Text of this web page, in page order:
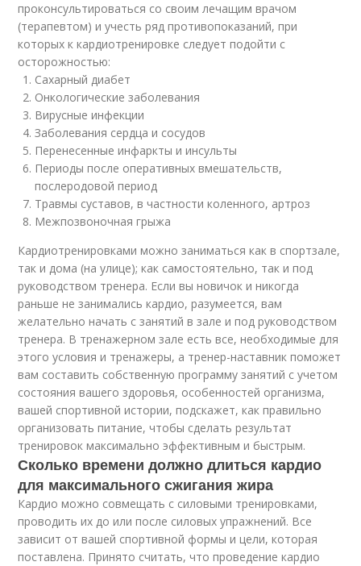
проконсультироваться со своим лечащим врачом
(терапевтом) и учесть ряд противопоказаний, при
которых к кардиотренировке следует подойти с
осторожностью:
Сахарный диабет
Онкологические заболевания
Вирусные инфекции
Заболевания сердца и сосудов
Перенесенные инфаркты и инсульты
Периоды после оперативных вмешательств,
послеродовой период
Травмы суставов, в частности коленного, артроз
Межпозвоночная грыжа
Кардиотренировками можно заниматься как в спортзале,
так и дома (на улице); как самостоятельно, так и под
руководством тренера. Если вы новичок и никогда
раньше не занимались кардио, разумеется, вам
желательно начать с занятий в зале и под руководством
тренера. В тренажерном зале есть все, необходимые для
этого условия и тренажеры, а тренер-наставник поможет
вам составить собственную программу занятий с учетом
состояния вашего здоровья, особенностей организма,
вашей спортивной истории, подскажет, как правильно
организовать питание, чтобы сделать результат
тренировок максимально эффективным и быстрым.
Сколько времени должно длиться кардио
для максимального сжигания жира
Кардио можно совмещать с силовыми тренировками,
проводить их до или после силовых упражнений. Все
зависит от вашей спортивной формы и цели, которая
поставлена. Принято считать, что проведение кардио